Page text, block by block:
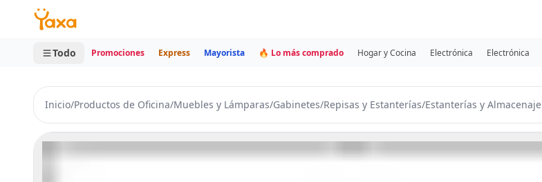
MINI CARRITO
0 productos
Todo Promociones Express Mayorista 🔥 Lo más comprado Hogar y Cocina Electrónica Electrónica
Inicio/Productos de Oficina/Muebles y Lámparas/Gabinetes/Repisas y Estanterías/Estanterías y Almacenaje